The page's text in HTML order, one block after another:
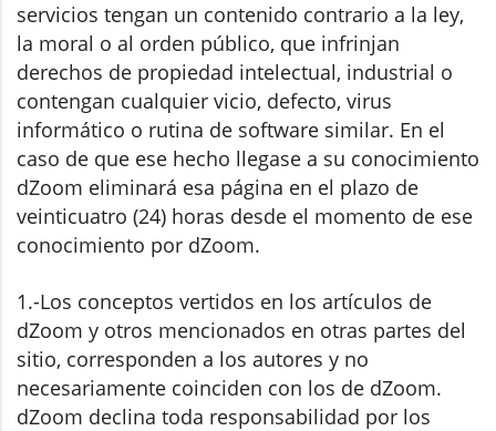
servicios tengan un contenido contrario a la ley,
la moral o al orden público, que infrinjan
derechos de propiedad intelectual, industrial o
contengan cualquier vicio, defecto, virus
informático o rutina de software similar. En el
caso de que ese hecho llegase a su conocimiento
dZoom eliminará esa página en el plazo de
veinticuatro (24) horas desde el momento de ese
conocimiento por dZoom.
1.-Los conceptos vertidos en los artículos de
dZoom y otros mencionados en otras partes del
sitio, corresponden a los autores y no
necesariamente coinciden con los de dZoom.
dZoom declina toda responsabilidad por los